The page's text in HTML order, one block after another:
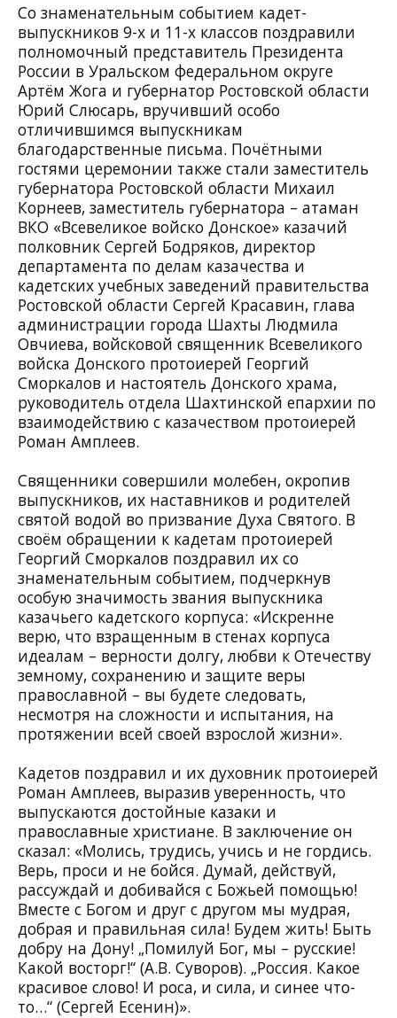
Со знаменательным событием кадет-
выпускников 9-х и 11-х классов поздравили
полномочный представитель Президента
России в Уральском федеральном округе
Артём Жога и губернатор Ростовской области
Юрий Слюсарь, вручивший особо
отличившимся выпускникам
благодарственные письма. Почётными
гостями церемонии также стали заместитель
губернатора Ростовской области Михаил
Корнеев, заместитель губернатора – атаман
ВКО «Всевеликое войско Донское» казачий
полковник Сергей Бодряков, директор
департамента по делам казачества и
кадетских учебных заведений правительства
Ростовской области Сергей Красавин, глава
администрации города Шахты Людмила
Овчиева, войсковой священник Всевеликого
войска Донского протоиерей Георгий
Сморкалов и настоятель Донского храма,
руководитель отдела Шахтинской епархии по
взаимодействию с казачеством протоиерей
Роман Амплеев.
Священники совершили молебен, окропив
выпускников, их наставников и родителей
святой водой во призвание Духа Святого. В
своём обращении к кадетам протоиерей
Георгий Сморкалов поздравил их со
знаменательным событием, подчеркнув
особую значимость звания выпускника
казачьего кадетского корпуса: «Искренне
верю, что взращенным в стенах корпуса
идеалам – верности долгу, любви к Отечеству
земному, сохранению и защите веры
православной – вы будете следовать,
несмотря на сложности и испытания, на
протяжении всей своей взрослой жизни».
Кадетов поздравил и их духовник протоиерей
Роман Амплеев, выразив уверенность, что
выпускаются достойные казаки и
православные христиане. В заключение он
сказал: «Молись, трудись, учись и не гордись.
Верь, проси и не бойся. Думай, действуй,
рассуждай и добивайся с Божьей помощью!
Вместе с Богом и друг с другом мы мудрая,
добрая и правильная сила! Будем жить! Быть
добру на Дону! „Помилуй Бог, мы – русские!
Какой восторг!“ (А.В. Суворов). „Россия. Какое
красивое слово! И роса, и сила, и синее что-
то…“ (Сергей Есенин)».